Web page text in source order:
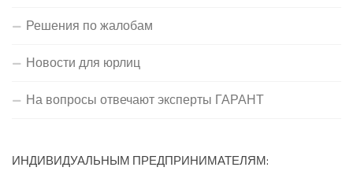
Решения по жалобам
Новости для юрлиц
На вопросы отвечают эксперты ГАРАНТ
ИНДИВИДУАЛЬНЫМ ПРЕДПРИНИМАТЕЛЯМ: